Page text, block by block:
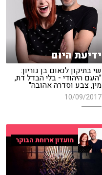
ידיעת היום
שי בתיקון לנאום בן גוריון:
"העם היהודי - בלי הבדל דת,
מין, צבע וסדרה אהובה"
10/09/2017
מועדון ארוחת הבוקר